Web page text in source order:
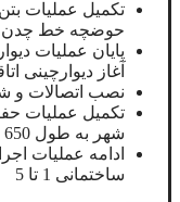
حوضچه خط چدن و
پایان عملیات
آغاز دیوارچینی
نصب اتصالات و شیرآلات 3 حوضچه
تکمیل عملیات
شهر به طول 650 متر
ادامه عملیات
ساختمانی 1 تا 5